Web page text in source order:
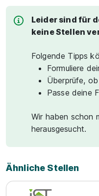
Leider sind für
keine Stellen
Folgende Tipps
Formuliere
Überprüfe,
Passe deine
Wir haben schon
herausgesucht.
Ähnliche Stellen